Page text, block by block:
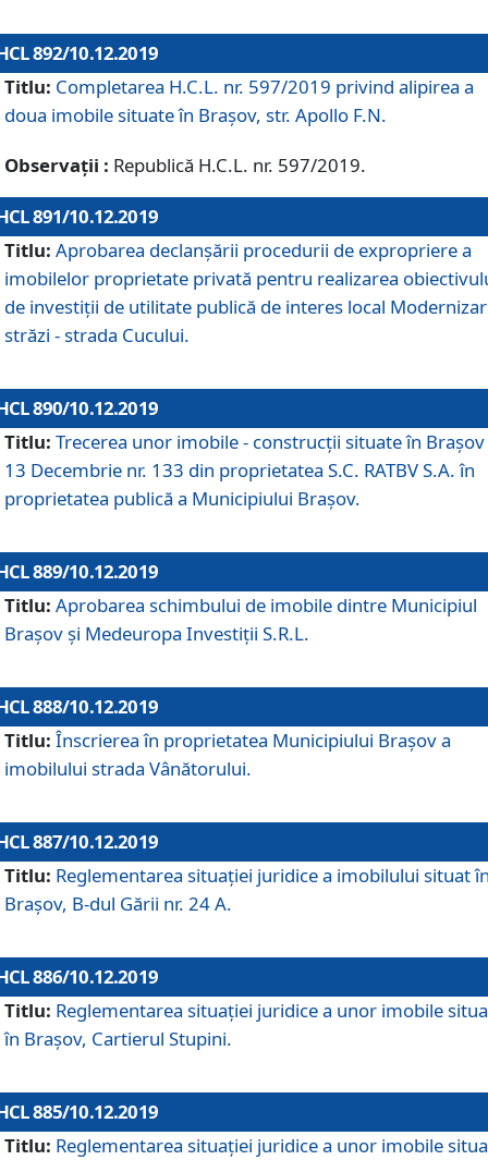
892/10.12.2019
Titlu: Completarea H.C.L. nr. 597/2019 privind alipirea a
doua imobile situate în Brașov, str. Apollo F.N.
Observații : Republică H.C.L. nr. 597/2019.
891/10.12.2019
Titlu: Aprobarea declanșării procedurii de expropriere a
imobilelor proprietate privată pentru realizarea
de investiții de utilitate publică de interes local
străzi - strada Cucului.
890/10.12.2019
Titlu: Trecerea unor imobile - construcții situate în Brașov
13 Decembrie nr. 133 din proprietatea S.C. RATBV S.A. în
proprietatea publică a Municipiului Brașov.
889/10.12.2019
Titlu: Aprobarea schimbului de imobile dintre Municipiul
Brașov și Medeuropa Investiții S.R.L.
888/10.12.2019
Titlu: Înscrierea în proprietatea Municipiului Braşov a
imobilului strada Vânătorului.
887/10.12.2019
Titlu: Reglementarea situației juridice a imobilului situat
Brașov, B-dul Gării nr. 24 A.
886/10.12.2019
Titlu: Reglementarea situaţiei juridice a unor imobile
în Braşov, Cartierul Stupini.
885/10.12.2019
Titlu: Reglementarea situației juridice a unor imobile